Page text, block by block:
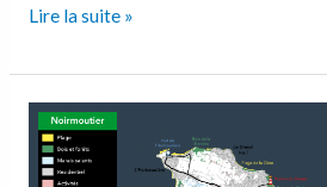
Lire la suite »
L’île
de
Noirmoutier